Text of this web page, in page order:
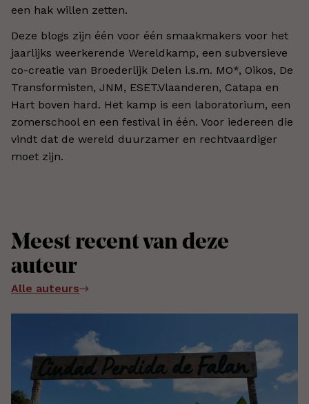
een hak willen zetten.
Deze blogs zijn één voor één smaakmakers voor het
jaarlijks weerkerende Wereldkamp, een subversieve
co-creatie van Broederlijk Delen i.s.m. MO*, Oikos, De
Transformisten, JNM, ESET.Vlaanderen, Catapa en
Hart boven hard. Het kamp is een laboratorium, een
zomerschool en een festival in één. Voor iedereen die
vindt dat de wereld duurzamer en rechtvaardiger
moet zijn.
Meest recent van deze
auteur
Alle auteurs